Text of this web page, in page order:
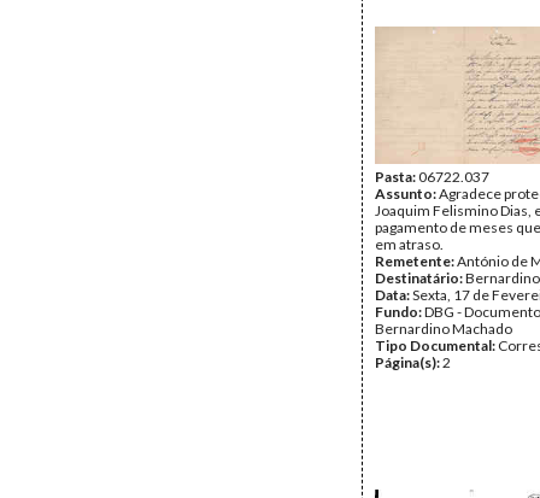
Pasta:06722.037
Assunto:Agradece
Joaquim Felismino Dias,
pagamento de meses
em atraso.
Remetente:António de
Destinatário:
Data:Sexta, 17 de
Fundo:DBG -
Bernardino Machado
Tipo Documental:
Página(s):2